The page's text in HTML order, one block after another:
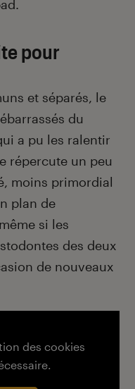
pour
et séparés, le
du
a pu les ralentir
répercute un peu
moins primordial
plan de
si les
des deux
de nouveaux
des cookies